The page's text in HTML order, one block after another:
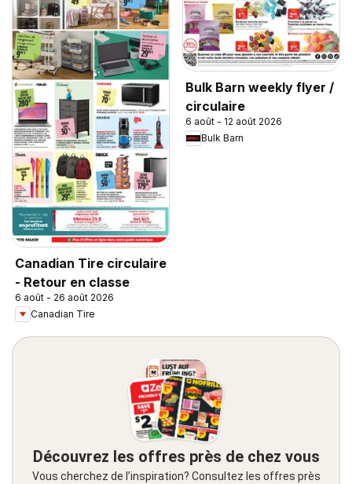
Canadian Tire circulaire
- Retour en classe
6 août - 26 août 2026
Canadian Tire
Bulk Barn weekly flyer /
circulaire
6 août - 12 août 2026
Bulk Barn
Découvrez les offres près de chez vous
Vous cherchez de l’inspiration? Consultez les offres près